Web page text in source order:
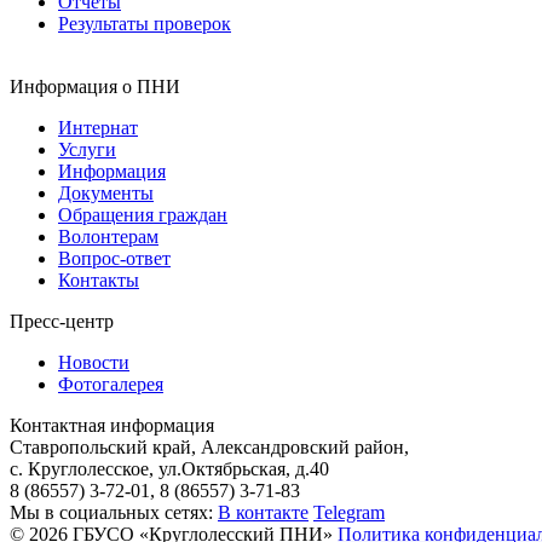
Результаты проверок
Информация о ПНИ
Интернат
Услуги
Информация
Документы
Обращения граждан
Волонтерам
Вопрос-ответ
Контакты
Пресс-центр
Новости
Фотогалерея
Контактная информация
Ставропольский край, Александровский район,
с. Круглолесское, ул.Октябрьская, д.40
8 (86557) 3-72-01, 8 (86557) 3-71-83
Мы в социальных сетях: В контакте Telegram
© 2026 ГБУСО «Круглолесский ПНИ» Политика